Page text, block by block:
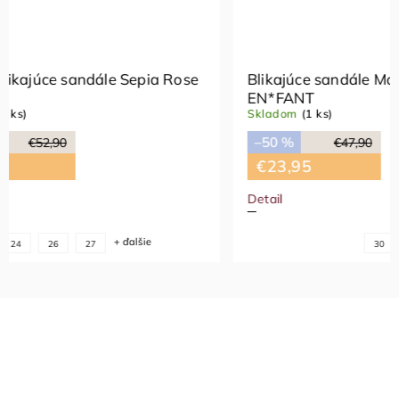
Blikajúce sandále Mocha Mousse
–50 % –50 %